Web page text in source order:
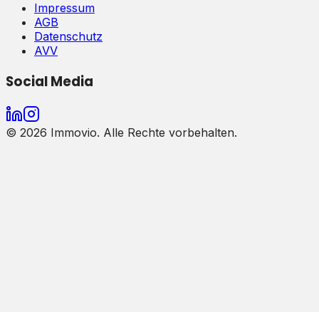
Impressum
AGB
Datenschutz
AVV
Social Media
© 2026 Immovio. Alle Rechte vorbehalten.